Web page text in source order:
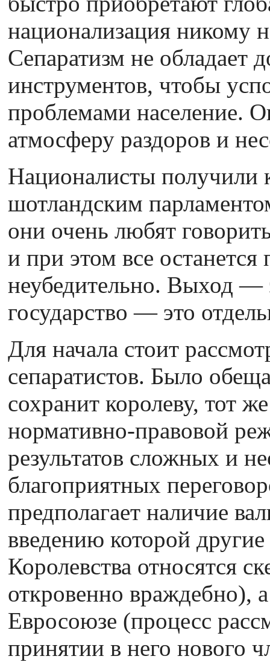
национализация никому
Сепаратизм не обладает
инструментов, чтобы
проблемами население.
атмосферу раздоров и
Националисты получили
шотландским
они очень любят
и при этом все
неубедительно. Выход —
государство — это
Для начала стоит
сепаратистов. Было
сохранит королеву, тот
нормативно-правовой
результатов сложных и
благоприятных
предполагает наличие
введению которой
Королевства относятся
откровенно враждебно),
Евросоюзе (процесс
принятии в него нового